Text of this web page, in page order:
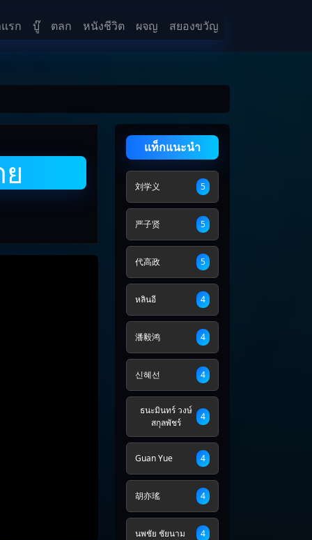
รก บู๊ ตลก หนังชีวิต ผจญ สยองขวัญ
แท็กแนะนำ
刘学义 5
严子贤 5
代高政 5
หลินอี 4
潘毅鸿 4
신혜선 4
ธนะมินทร์ วงษ์
สกุลพัชร์
4
Guan Yue 4
胡亦瑤 4
นพชัย ชัยนาม 4